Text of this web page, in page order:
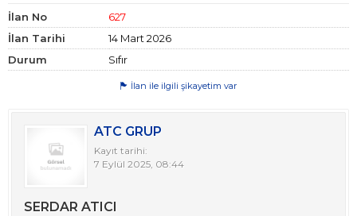
İlan No
627
İlan Tarihi
14 Mart 2026
Durum
Sıfır
İlan ile ilgili şikayetim var
ATC GRUP
Kayıt tarihi:
7 Eylül 2025, 08:44
SERDAR ATICI